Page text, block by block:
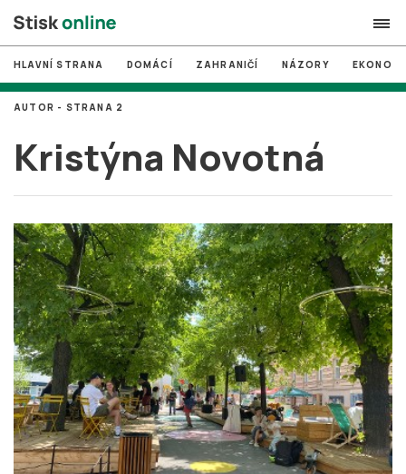
search
# MUNI
# Brno
# volby
login PŘIHLÁSIT SE
Zapomněli jste heslo?
Založit nový účet
HLAVNÍ STRANA DOMÁCÍ ZAHRANIČÍ NÁZORY
Kristýna Novotná
AUTOR - STRANA 2